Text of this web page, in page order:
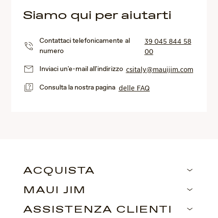
Siamo qui per aiutarti
Contattaci telefonicamente al
numero
39 045 844 58
00
Inviaci un'e-mail all'indirizzo csitaly@mauijim.com
Consulta la nostra pagina delle FAQ
ACQUISTA
MAUI JIM
ASSISTENZA CLIENTI